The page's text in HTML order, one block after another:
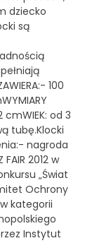
dziecko
są
100
cmWIEK: od 3
tubę.Klocki
nagroda
2012 w
„Świat
Ochrony
kategorii
Instytut